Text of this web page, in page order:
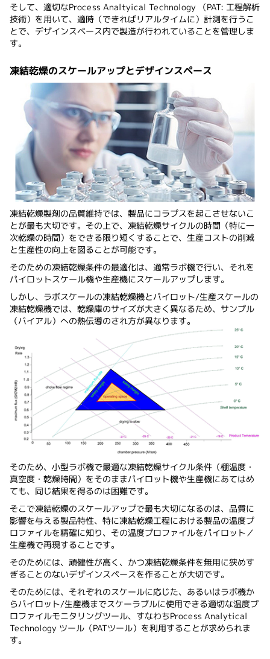
そして、適切なProcess Analtyical Technology （PAT: 工程解析
技術）を用いて、適時（できればリアルタイムに）計測を行うこ
とで、デザインスペース内で製造が行われていることを管理しま
す。
凍結乾燥のスケールアップとデザインスペース
凍結乾燥製剤の品質維持では、製品にコラプスを起こさせないこ
とが最も大切です。その上で、凍結乾燥サイクルの時間（特に一
次乾燥の時間）をできる限り短くすることで、生産コストの削減
と生産性の向上を図ることが可能です。
そのための凍結乾燥条件の最適化は、通常ラボ機で行い、それを
パイロットスケール機や生産機にスケールアップします。
しかし、ラボスケールの凍結乾燥機とパイロット/生産スケールの
凍結乾燥機では、乾燥庫のサイズが大きく異なるため、サンプル
（バイアル）への熱伝導のされ方が異なります。
そのため、小型ラボ機で最適な凍結乾燥サイクル条件（棚温度・
真空度・乾燥時間）をそのままパイロット機や生産機にあてはめ
ても、同じ結果を得るのは困難です。
そこで凍結乾燥のスケールアップで最も大切になるのは、品質に
影響を与える製品特性、特に凍結乾燥工程における製品の温度プ
ロファイルを精確に知り、その温度プロファイルをパイロット／
生産機で再現することです。
そのためには、頑健性が高く、かつ凍結乾燥条件を無用に狭めす
ぎることのないデザインスペースを作ることが大切です。
そのためには、それぞれのスケールに応じた、あるいはラボ機か
らパイロット/生産機までスケーラブルに使用できる適切な温度プ
ロファイルモニタリングツール、すなわちProcess Analytical
Technology ツール（PATツール）を利用することが求められま
す。